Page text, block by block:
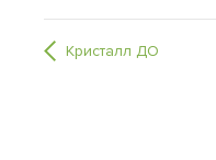
Кристалл ДО